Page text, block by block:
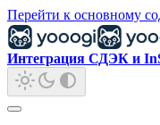
Перейти к основному
Интеграция СДЭК и